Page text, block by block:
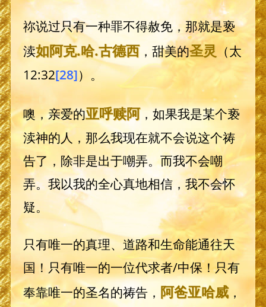
祢说过只有一种罪不得赦免，那就是亵
渎如阿克.哈.古德西，甜美的圣灵 （太
12:32[28]）。
噢，亲爱的亚呼赎阿，如果我是某个亵
渎神的人，那么我现在就不会说这个祷
告了，除非是出于嘲弄。而我不会嘲
弄。我以我的全心真地相信，我不会怀
疑。
只有唯一的真理、道路和生命能通往天
国！只有唯一的一位代求者/中保！只有
奉靠唯一的圣名的祷告， 阿爸亚哈威，